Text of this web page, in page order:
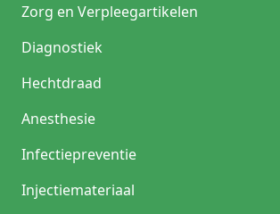
Zorg en Verpleegartikelen
Diagnostiek
Hechtdraad
Anesthesie
Infectiepreventie
Injectiemateriaal